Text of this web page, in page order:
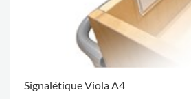
Signalétique Viola A4